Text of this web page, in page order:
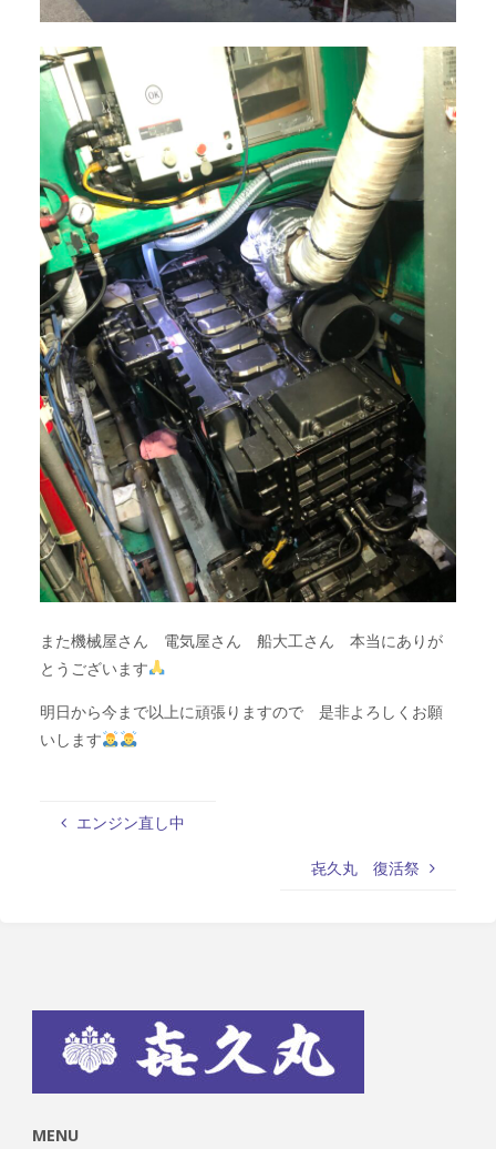
また機械屋さん 電気屋さん 船大工さん 本当にありが
とうございます
明日から今まで以上に頑張りますので 是非よろしくお願
いします
エンジン直し中
㐂久丸 復活祭
MENU